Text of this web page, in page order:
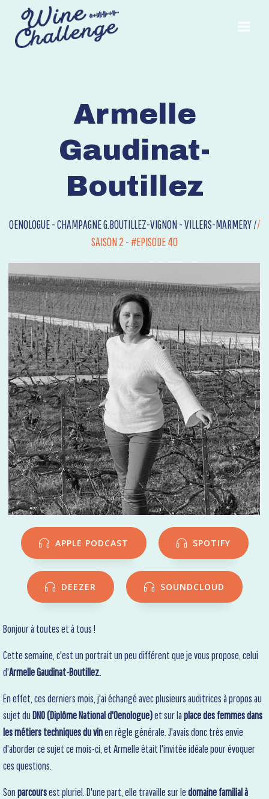
Armelle
Gaudinat-
Boutillez
OENOLOGUE - CHAMPAGNE G.BOUTILLEZ-VIGNON - VILLERS-MARMERY //
SAISON 2 - #EPISODE 40
APPLE PODCAST SPOTIFY
DEEZER SOUNDCLOUD
Bonjour à toutes et à tous !
Cette semaine, c'est un portrait un peu différent que je vous propose, celui
d'Armelle Gaudinat-Boutillez.
En effet, ces derniers mois, j'ai échangé avec plusieurs auditrices à propos au
sujet du DNO (Diplôme National d'Oenologue)et sur laplace des femmes dans
les métiers techniques du vinen règle générale. J'avais donc très envie
d'aborder ce sujet ce mois-ci, et Armelle était l'invitée idéale pour évoquer
ces questions.
Sonparcoursest pluriel. D'une part, elle travaille sur ledomaine familial à